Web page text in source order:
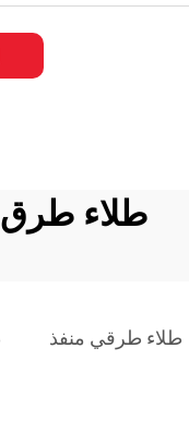
طلاء طرق
طلاء طرقي منفذ